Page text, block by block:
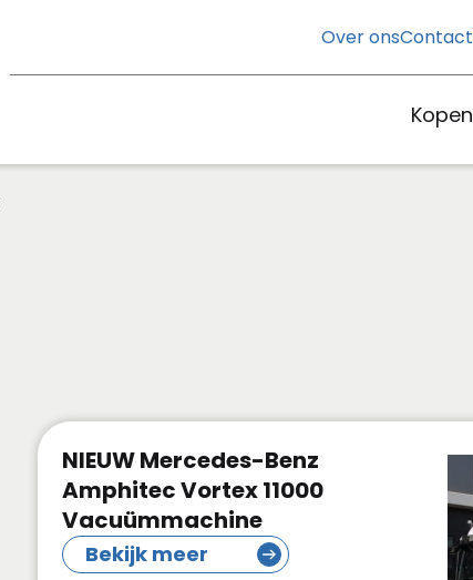
Over onsContact
Kopen
NIEUW Mercedes-Benz
Amphitec Vortex 11000
Vacuümmachine
Bekijk meer